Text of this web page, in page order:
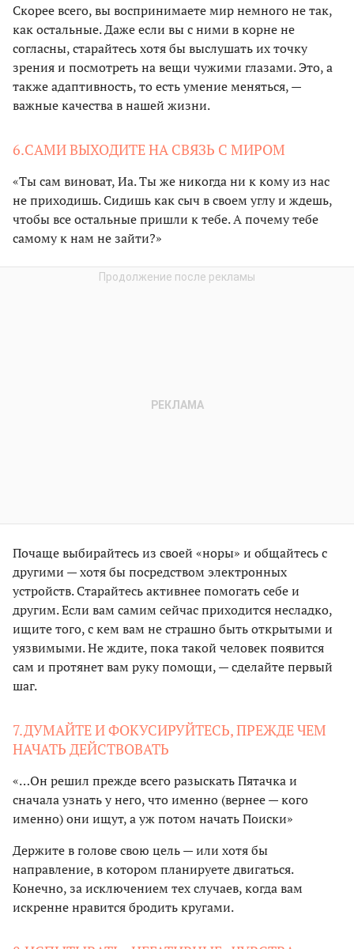
Скорее всего, вы воспринимаете мир немного не так,
как остальные. Даже если вы с ними в корне не
согласны, старайтесь хотя бы выслушать их точку
зрения и посмотреть на вещи чужими глазами. Это, а
также адаптивность, то есть умение меняться, —
важные качества в нашей жизни.
6.САМИ ВЫХОДИТЕ НА СВЯЗЬ С МИРОМ
«Ты сам виноват, Иа. Ты же никогда ни к кому из нас
не приходишь. Сидишь как сыч в своем углу и ждешь,
чтобы все остальные пришли к тебе. А почему тебе
самому к нам не зайти?»
Почаще выбирайтесь из своей «норы» и общайтесь с
другими — хотя бы посредством электронных
устройств. Старайтесь активнее помогать себе и
другим. Если вам самим сейчас приходится несладко,
ищите того, с кем вам не страшно быть открытыми и
уязвимыми. Не ждите, пока такой человек появится
сам и протянет вам руку помощи, — сделайте первый
шаг.
7.ДУМАЙТЕ И ФОКУСИРУЙТЕСЬ, ПРЕЖДЕ ЧЕМ
НАЧАТЬ ДЕЙСТВОВАТЬ
«…Он решил прежде всего разыскать Пятачка и
сначала узнать у него, что именно (вернее — кого
именно) они ищут, а уж потом начать Поиски»
Держите в голове свою цель — или хотя бы
направление, в котором планируете двигаться.
Конечно, за исключением тех случаев, когда вам
искренне нравится бродить кругами.